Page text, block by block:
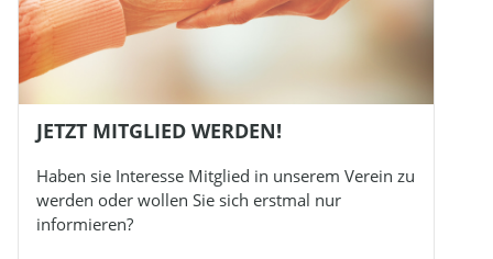
JETZT MITGLIED WERDEN!
Haben sie Interesse Mitglied in unserem Verein zu
werden oder wollen Sie sich erstmal nur
informieren?